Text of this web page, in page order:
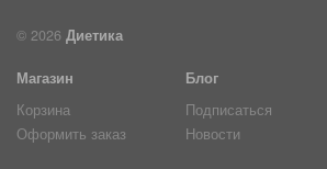
© 2026 Диетика
Магазин
Корзина
Оформить заказ
Блог
Подписаться
Новости